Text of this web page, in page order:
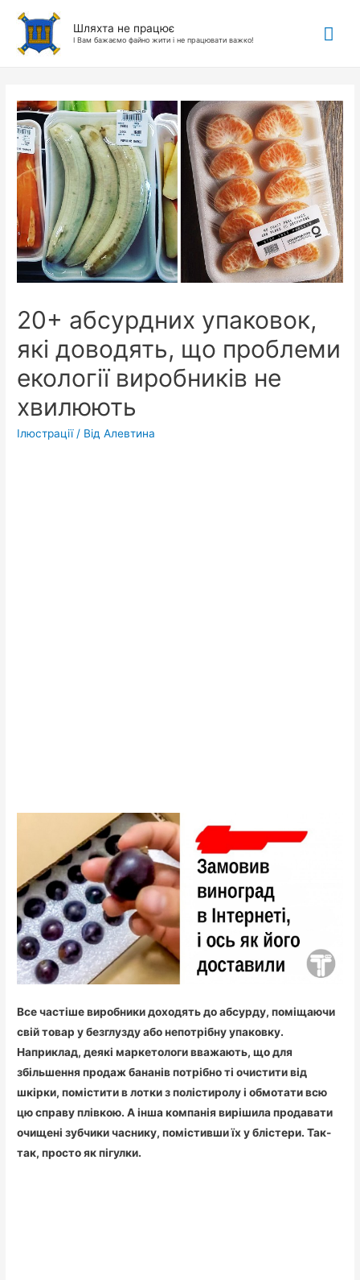
Шляхта не працює
І Вам бажаємо файно жити і не працювати важко!
20+ абсурдних упаковок,
які доводять, що проблеми
екології виробників не
хвилюють
Ілюстрації/ ВідАлевтина
Все частіше виробники доходять до абсурду, поміщаючи
свій товар у безглузду або непотрібну упаковку.
Наприклад, деякі маркетологи вважають, що для
збільшення продаж бананів потрібно ті очистити від
шкірки, помістити в лотки з полістиролу і обмотати всю
цю справу плівкою. А інша компанія вирішила продавати
очищені зубчики часнику, помістивши їх у блістери. Так-
так, просто як пігулки.